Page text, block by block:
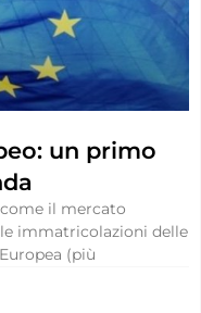
un primo
il mercato
immatricolazioni delle
(più